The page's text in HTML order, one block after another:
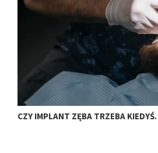
CZY IMPLANT ZĘBA TRZEBA